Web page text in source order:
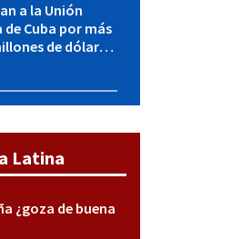
a la Unión
de Cuba por más
de dólares
Latina
¿goza de buena